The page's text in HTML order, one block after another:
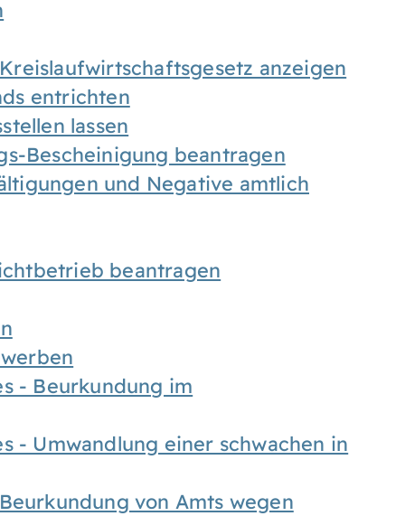
anzeigen
entrichten
lassen
Bescheinigung beantragen
und Negative amtlich
beantragen
- Beurkundung im
- Umwandlung einer schwachen in
von Amts wegen